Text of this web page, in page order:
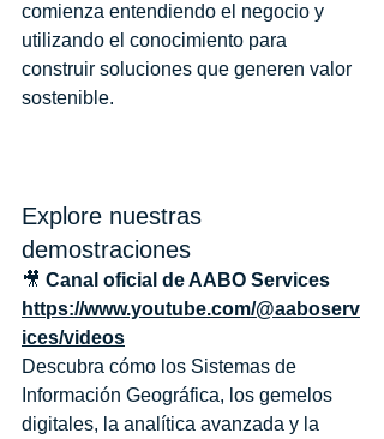
comienza entendiendo el negocio y
utilizando el conocimiento para
construir soluciones que generen valor
sostenible.
Explore nuestras
demostraciones
🎥 Canal oficial de AABO Services
https://www.youtube.com/@aaboserv
ices/videos
Descubra cómo los Sistemas de
Información Geográfica, los gemelos
digitales, la analítica avanzada y la